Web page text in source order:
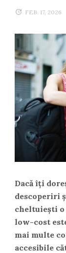
FEB. 17, 2026
Dacă îți
descoperiri
cheltuiești o
low-cost
mai multe
accesibile